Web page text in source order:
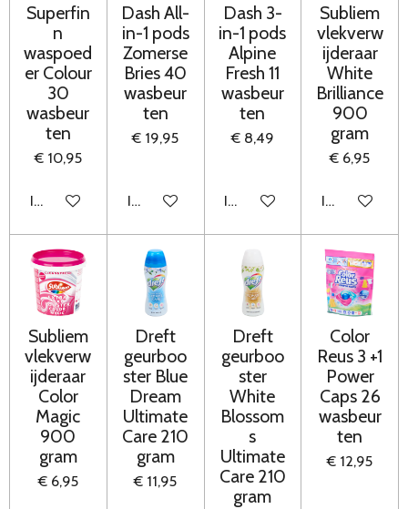
Superfin
n
waspoed
er Colour
30
wasbeur
ten
€ 10,95
In winkelwagen
Dash All-
in-1 pods
Zomerse
Bries 40
wasbeur
ten
€ 19,95
In winkelwagen
Dash 3-
in-1 pods
Alpine
Fresh 11
wasbeur
ten
€ 8,49
In winkelwagen
Subliem
vlekverw
ijderaar
White
Brilliance
900
gram
€ 6,95
In
Subliem
vlekverw
ijderaar
Color
Magic
900
gram
€ 6,95
Dreft
geurboo
ster Blue
Dream
Ultimate
Care 210
gram
€ 11,95
Dreft
geurboo
ster
White
Blossom
s
Ultimate
Care 210
gram
Color
Reus 3 +1
Power
Caps 26
wasbeur
ten
€ 12,95